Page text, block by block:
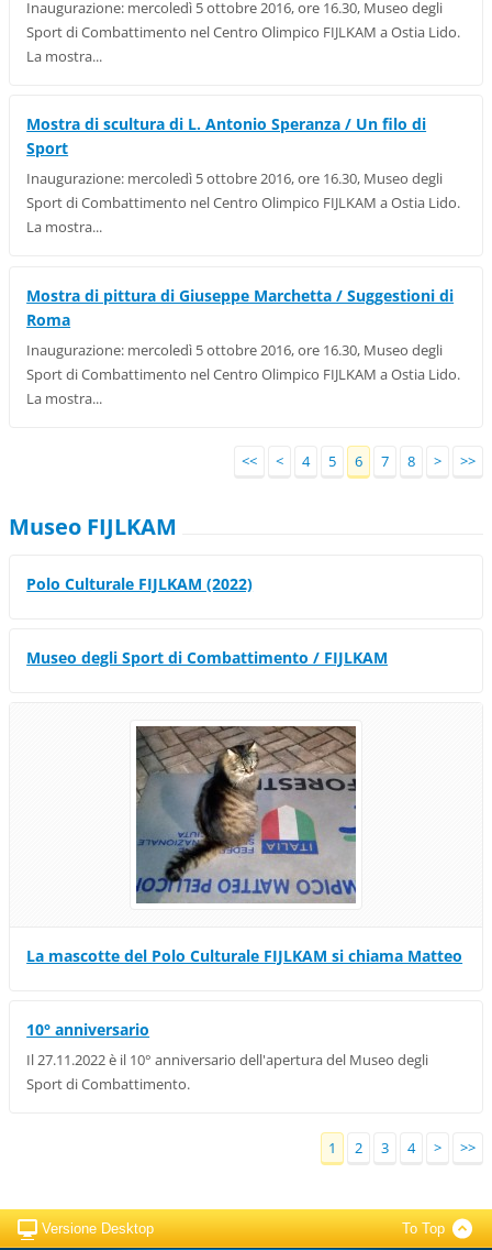
Inaugurazione: mercoledì 5 ottobre 2016, ore 16.30, Museo degli
Sport di Combattimento nel Centro Olimpico FIJLKAM a Ostia Lido.
La mostra...
Mostra di scultura di L. Antonio Speranza / Un filo di
Sport
Inaugurazione: mercoledì 5 ottobre 2016, ore 16.30, Museo degli
Sport di Combattimento nel Centro Olimpico FIJLKAM a Ostia Lido.
La mostra...
Mostra di pittura di Giuseppe Marchetta / Suggestioni di
Roma
Inaugurazione: mercoledì 5 ottobre 2016, ore 16.30, Museo degli
Sport di Combattimento nel Centro Olimpico FIJLKAM a Ostia Lido.
La mostra...
<< < 4 5 6 7 8 > >>
Museo FIJLKAM
Polo Culturale FIJLKAM (2022)
Museo degli Sport di Combattimento / FIJLKAM
La mascotte del Polo Culturale FIJLKAM si chiama Matteo
10° anniversario
Il 27.11.2022 è il 10° anniversario dell'apertura del Museo degli
Sport di Combattimento.
1 2 3 4 > >>
Versione Desktop To Top